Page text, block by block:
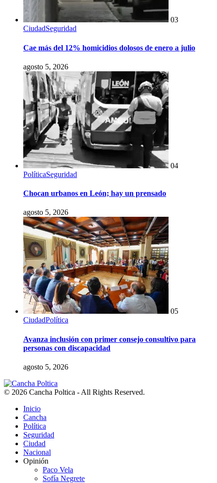
03
CiudadSeguridad
Cae más del 12% homicidios dolosos de enero a julio
agosto 5, 2026
04
PolíticaSeguridad
Chocan urbanos en León; hay un prensado
agosto 5, 2026
05
CiudadPolítica
Avanza inclusión con primer consejo consultivo para
personas con discapacidad
agosto 5, 2026
© 2026 Cancha Poltica - All Rights Reserved.
Inicio
Cancha
Política
Seguridad
Ciudad
Nacional
Opinión
Paco Vela
Sofía Negrete